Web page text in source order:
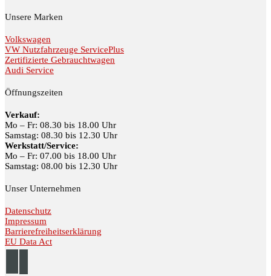
Unsere Marken
Volkswagen
VW Nutzfahrzeuge ServicePlus
Zertifizierte Gebrauchtwagen
Audi Service
Öffnungszeiten
Verkauf:
Mo – Fr: 08.30 bis 18.00 Uhr
Samstag: 08.30 bis 12.30 Uhr
Werkstatt/Service:
Mo – Fr: 07.00 bis 18.00 Uhr
Samstag: 08.00 bis 12.30 Uhr
Unser Unternehmen
Datenschutz
Impressum
Barrierefreiheitserklärung
EU Data Act